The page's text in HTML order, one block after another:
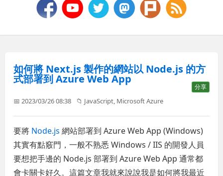
如何將 Next.js 製作的網站以 Node.js 的方
式部署到 Azure Web App
分享
📅 2023/03/26 08:38 📁 JavaScript Microsoft Azure
要將 Node.js 網站部署到 Azure Web App (Windows)
其實有點竅門，一般不熟悉 Windows / IIS 的開發人員
要想把手邊的 Node.js 部署到 Azure Web App 通常都
會卡關卡好久。這篇文章我就來說說我是如何將我最近